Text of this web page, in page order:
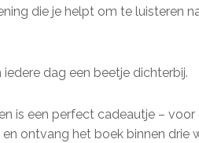
die je helpt om te luisteren
dag een beetje dichterbij.
is een perfect cadeautje –
ontvang het boek binnen drie